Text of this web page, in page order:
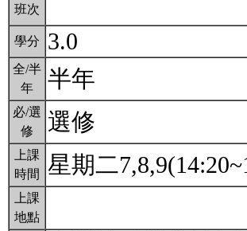
班次
學分 3.0
全/半
年
半年
必/選
修
選修
上課
時間
星期二
上課
地點